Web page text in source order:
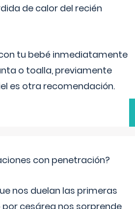
de calor del recién
tu bebé inmediatamente
o toalla, previamente
es otra recomendación.
con penetración?
nos duelan las primeras
cesárea nos sorprende